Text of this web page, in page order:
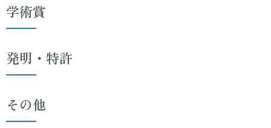
学術賞
発明・特許
その他